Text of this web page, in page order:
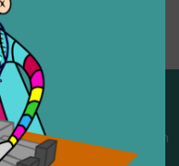
un centro del riuso e
riparano e li reimmettono in
circolare e sostenibile.